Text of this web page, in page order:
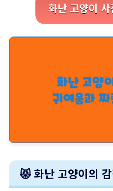
화난 고양이
😾 화난 고양이의